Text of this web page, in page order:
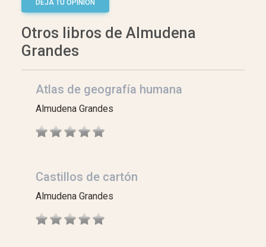
DEJA TU OPINIÓN
Otros libros de Almudena
Grandes
Atlas de geografía humana
Almudena Grandes
Castillos de cartón
Almudena Grandes